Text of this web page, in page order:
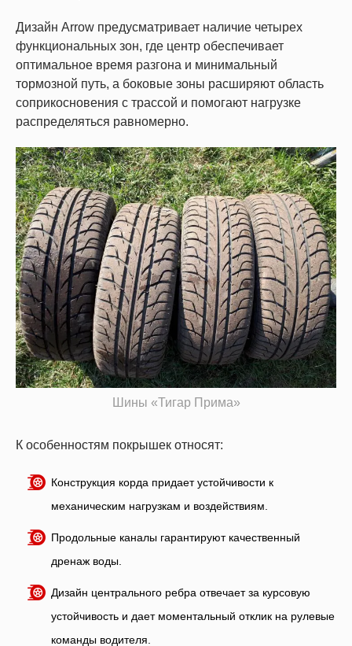
Дизайн Arrow предусматривает наличие четырех
функциональных зон, где центр обеспечивает
оптимальное время разгона и минимальный
тормозной путь, а боковые зоны расширяют область
соприкосновения с трассой и помогают нагрузке
распределяться равномерно.
Шины «Тигар Прима»
К особенностям покрышек относят:
Конструкция корда придает устойчивости к
механическим нагрузкам и воздействиям.
Продольные каналы гарантируют качественный
дренаж воды.
Дизайн центрального ребра отвечает за курсовую
устойчивость и дает моментальный отклик на рулевые
команды водителя.